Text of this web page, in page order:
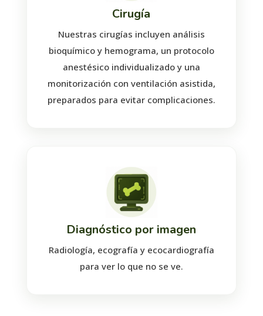
Cirugía
Nuestras cirugías incluyen análisis
bioquímico y hemograma, un protocolo
anestésico individualizado y una
monitorización con ventilación asistida,
preparados para evitar complicaciones.
Diagnóstico por imagen
Radiología, ecografía y ecocardiografía
para ver lo que no se ve.